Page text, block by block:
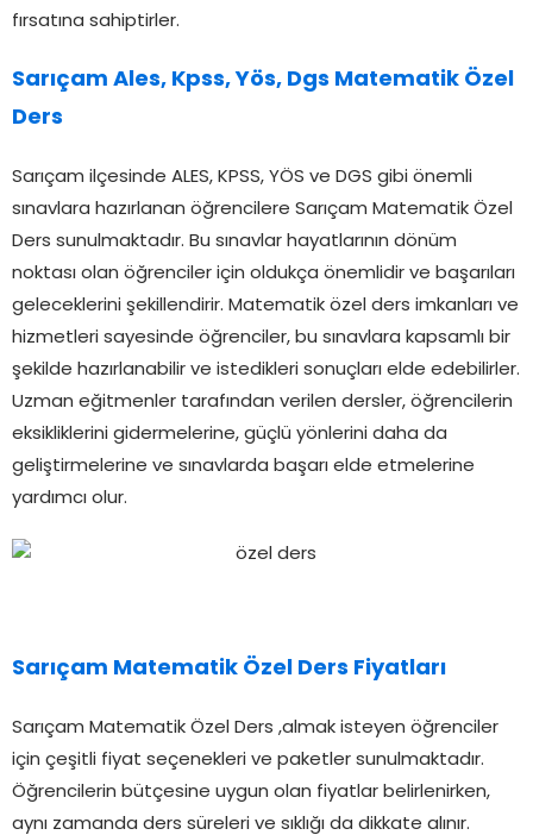
fırsatına sahiptirler.
Sarıçam Ales, Kpss, Yös, Dgs Matematik Özel
Ders
Sarıçam ilçesinde ALES, KPSS, YÖS ve DGS gibi önemli
sınavlara hazırlanan öğrencilere Sarıçam Matematik Özel
Ders sunulmaktadır. Bu sınavlar hayatlarının dönüm
noktası olan öğrenciler için oldukça önemlidir ve başarıları
geleceklerini şekillendirir. Matematik özel ders imkanları ve
hizmetleri sayesinde öğrenciler, bu sınavlara kapsamlı bir
şekilde hazırlanabilir ve istedikleri sonuçları elde edebilirler.
Uzman eğitmenler tarafından verilen dersler, öğrencilerin
eksikliklerini gidermelerine, güçlü yönlerini daha da
geliştirmelerine ve sınavlarda başarı elde etmelerine
yardımcı olur.
Sarıçam Matematik Özel Ders Fiyatları
Sarıçam Matematik Özel Ders ,almak isteyen öğrenciler
için çeşitli fiyat seçenekleri ve paketler sunulmaktadır.
Öğrencilerin bütçesine uygun olan fiyatlar belirlenirken,
aynı zamanda ders süreleri ve sıklığı da dikkate alınır.